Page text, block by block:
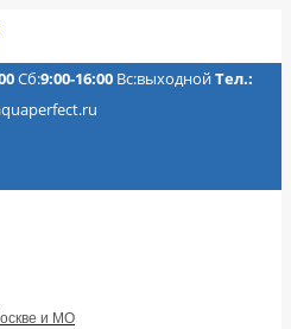
Сб:9:00-16:00 Вс:выходнойТел.:
и МО